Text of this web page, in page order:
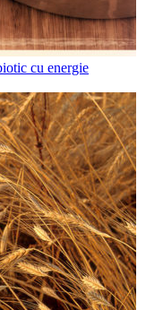
cu energie